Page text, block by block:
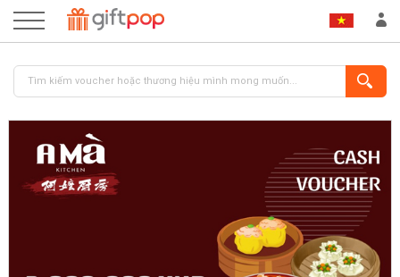
ĐĂNG KÝ